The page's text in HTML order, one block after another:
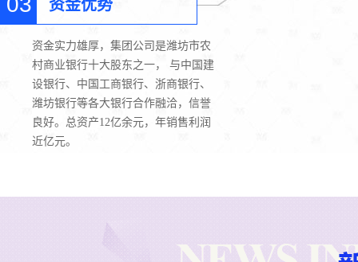
资金优势
资金实力雄厚，集团公司是潍坊市农
村商业银行十大股东之一， 与中国建
设银行、中国工商银行、浙商银行、
潍坊银行等各大银行合作融洽，信誉
良好。总资产12亿余元，年销售利润
近亿元。